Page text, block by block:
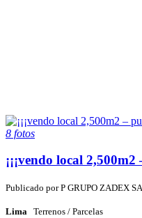
8 fotos
¡¡¡vendo local
Publicado porP GRUPO ZADEX
Lima Terrenos / Parcelas